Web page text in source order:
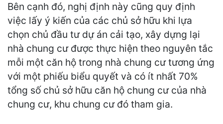
Bên cạnh đó, nghị định này cũng quy định
việc lấy ý kiến của các chủ sở hữu khi lựa
chọn chủ đầu tư dự án cải tạo, xây dựng lại
nhà chung cư được thực hiện theo nguyên tắc
mỗi một căn hộ trong nhà chung cư tương ứng
với một phiếu biểu quyết và có ít nhất 70%
tổng số chủ sở hữu căn hộ chung cư của nhà
chung cư, khu chung cư đó tham gia.